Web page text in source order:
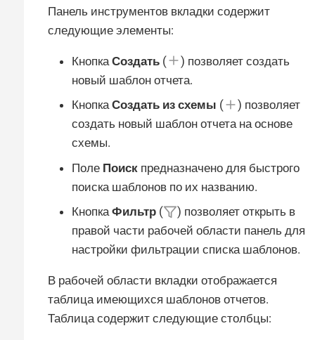
Панель инструментов вкладки содержит
следующие элементы:
Кнопка Создать (
) позволяет создать
новый шаблон отчета.
КнопкаСоздать из схемы (
) позволяет
создать новый шаблон отчета на основе
схемы.
Поле Поиск предназначено для быстрого
поиска шаблонов по их названию.
КнопкаФильтр (
) позволяет открыть в
правой части рабочей области панель для
настройки фильтрации списка шаблонов.
В рабочей области вкладки отображается
таблица имеющихся шаблонов отчетов.
Таблица содержит следующие столбцы: